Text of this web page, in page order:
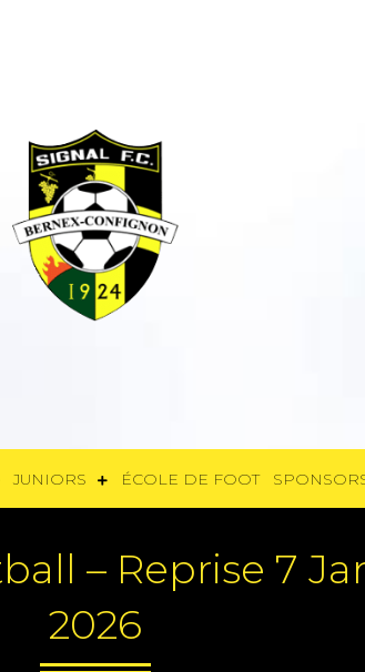
JUNIORS ÉCOLE DE FOOT
– Reprise 7
2026